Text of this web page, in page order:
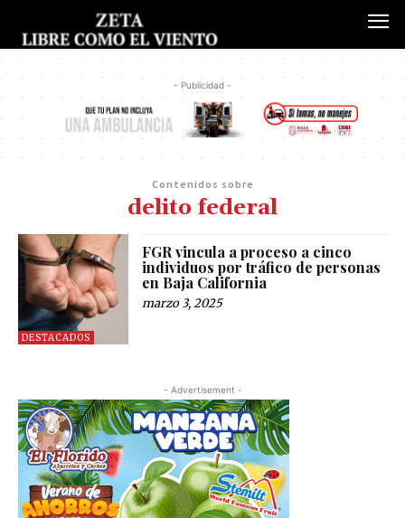
- Publicidad -
Contenidos sobre
delito federal
DESTACADOS
FGR vincula a proceso a cinco
individuos por tráfico de personas
en Baja California
marzo 3, 2025
- Advertisement -